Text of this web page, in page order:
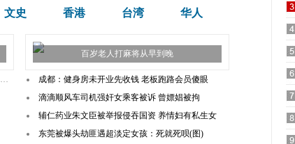
文史 香港 台湾 华人
百岁老人打麻将从早到晚
成都：健身房未开业先收钱 老板跑路会员傻眼
滴滴顺风车司机强奸女乘客被诉 曾嫖娼被拘
辅仁药业朱文臣被举报侵吞国资 养情妇有私生女
东莞被爆头劫匪遇超淡定女孩：死就死呗(图)